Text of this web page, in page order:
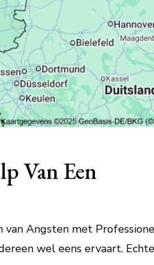
Van Een
van Angsten met
wel eens ervaart.